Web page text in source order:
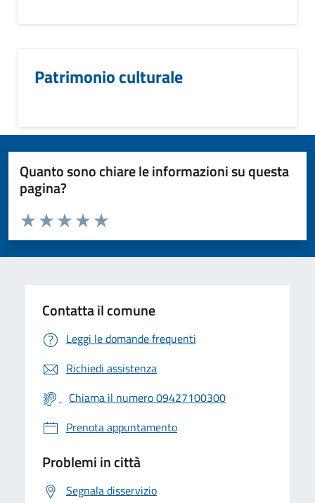
Patrimonio culturale
Quanto sono chiare le informazioni su questa
pagina?
Valuta da 1 a 5 stelle la pagina
Valuta 5 stelle su 5
Valuta 4 stelle su 5
Valuta 3 stelle su 5
Valuta 2 stelle su 5
Valuta 1 stelle su 5
Contatta il comune
Leggi le domande frequenti
Richiedi assistenza
Chiama il numero 09427100300
Prenota appuntamento
Problemi in città
Segnala disservizio